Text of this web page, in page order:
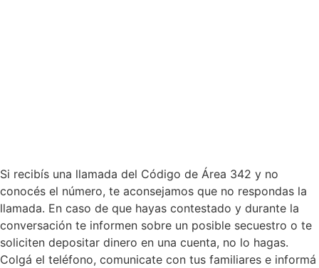
Si recibís una llamada del Código de Área 342 y no
conocés el número, te aconsejamos que no respondas la
llamada. En caso de que hayas contestado y durante la
conversación te informen sobre un posible secuestro o te
soliciten depositar dinero en una cuenta, no lo hagas.
Colgá el teléfono, comunicate con tus familiares e informá